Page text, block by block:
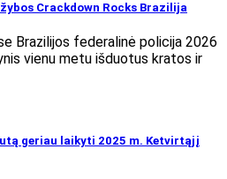
Crackdown Rocks Brazilija
Brazilijos federalinė policija 2026
vienu metu išduotus kratos ir
geriau laikyti 2025 m. Ketvirtąjį